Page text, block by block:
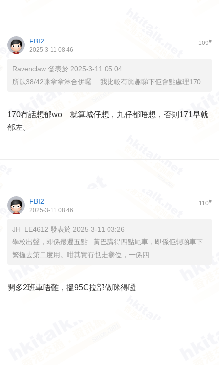
109#
FBI2
2025-3-11 08:46
Ravenclaw 發表於 2025-3-11 05:04
所以38/42咪拿拿淋合併囉… 我比較有興趣睇下佢會點處理170...
170冇話想郁wo，就算城仔想，九仔都唔想，否則171早就
郁左。
110#
FBI2
2025-3-11 08:46
JH_LE4612 發表於 2025-3-11 03:26
學校出聲，即係最遲五點...黃巴講得四點尾車，即係佢想啲車下
繁攞去第二度用。咁其實冇乜走盞位，一係四 ...
開多2班車唔難，搵95C拉部做咪得囉